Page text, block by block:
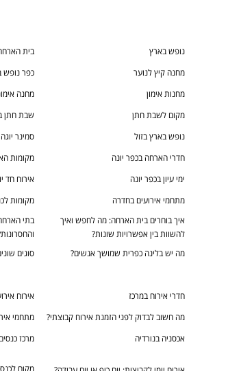
נופש בארץ בית
מחנה קיץ לנוער כפר נופש
מחנות אימון מחנה
מקום לשבת חתן שבת חתן
נופש בארץ בזול סמינר
חדרי הארחה בכפר יונה מקומות
ימי עיון בכפר יונה אירוח חד
מתחמי אירועים בחדרה מקומות
איך בוחרים בית הארחה: מה לחפש ואיך
להשוות בין אפשרויות שונות?
בתי
מה יש בלינה כפרית שמושך אנשים?
סוגים
חדרי אירוח במרכז אירוח
מה חשוב לבדוק לפני הזמנת אירוח קבוצתי? מתחמי
אכסניה בנורדיה מרכז